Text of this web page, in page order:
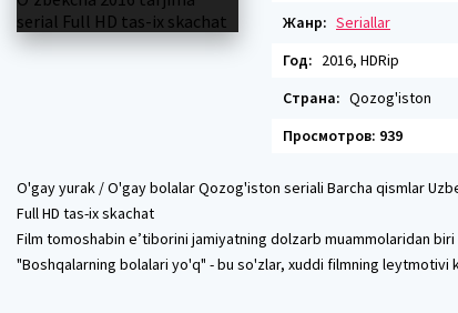
Жанр: Seriallar
Год: 2016, HDRip
Страна: Qozog'iston
Просмотров: 939
O'gay yurak / O'gay bolalar Qozog'iston seriali Barcha qismlar
Full HD tas-ix skachat
Film tomoshabin e’tiborini jamiyatning dolzarb muammolaridan
"Boshqalarning bolalari yo'q" - bu so'zlar, xuddi filmning leytmotivi